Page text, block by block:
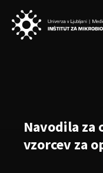
Navodila
vzorcev za